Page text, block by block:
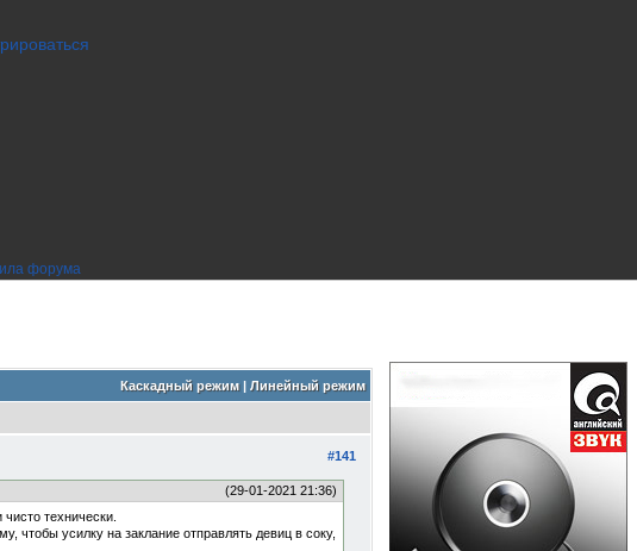
Каскадный режим| Линейный режим
#141
(29-01-2021 21:36)
технически.
чтобы усилку на заклание отправлять девиц в соку,